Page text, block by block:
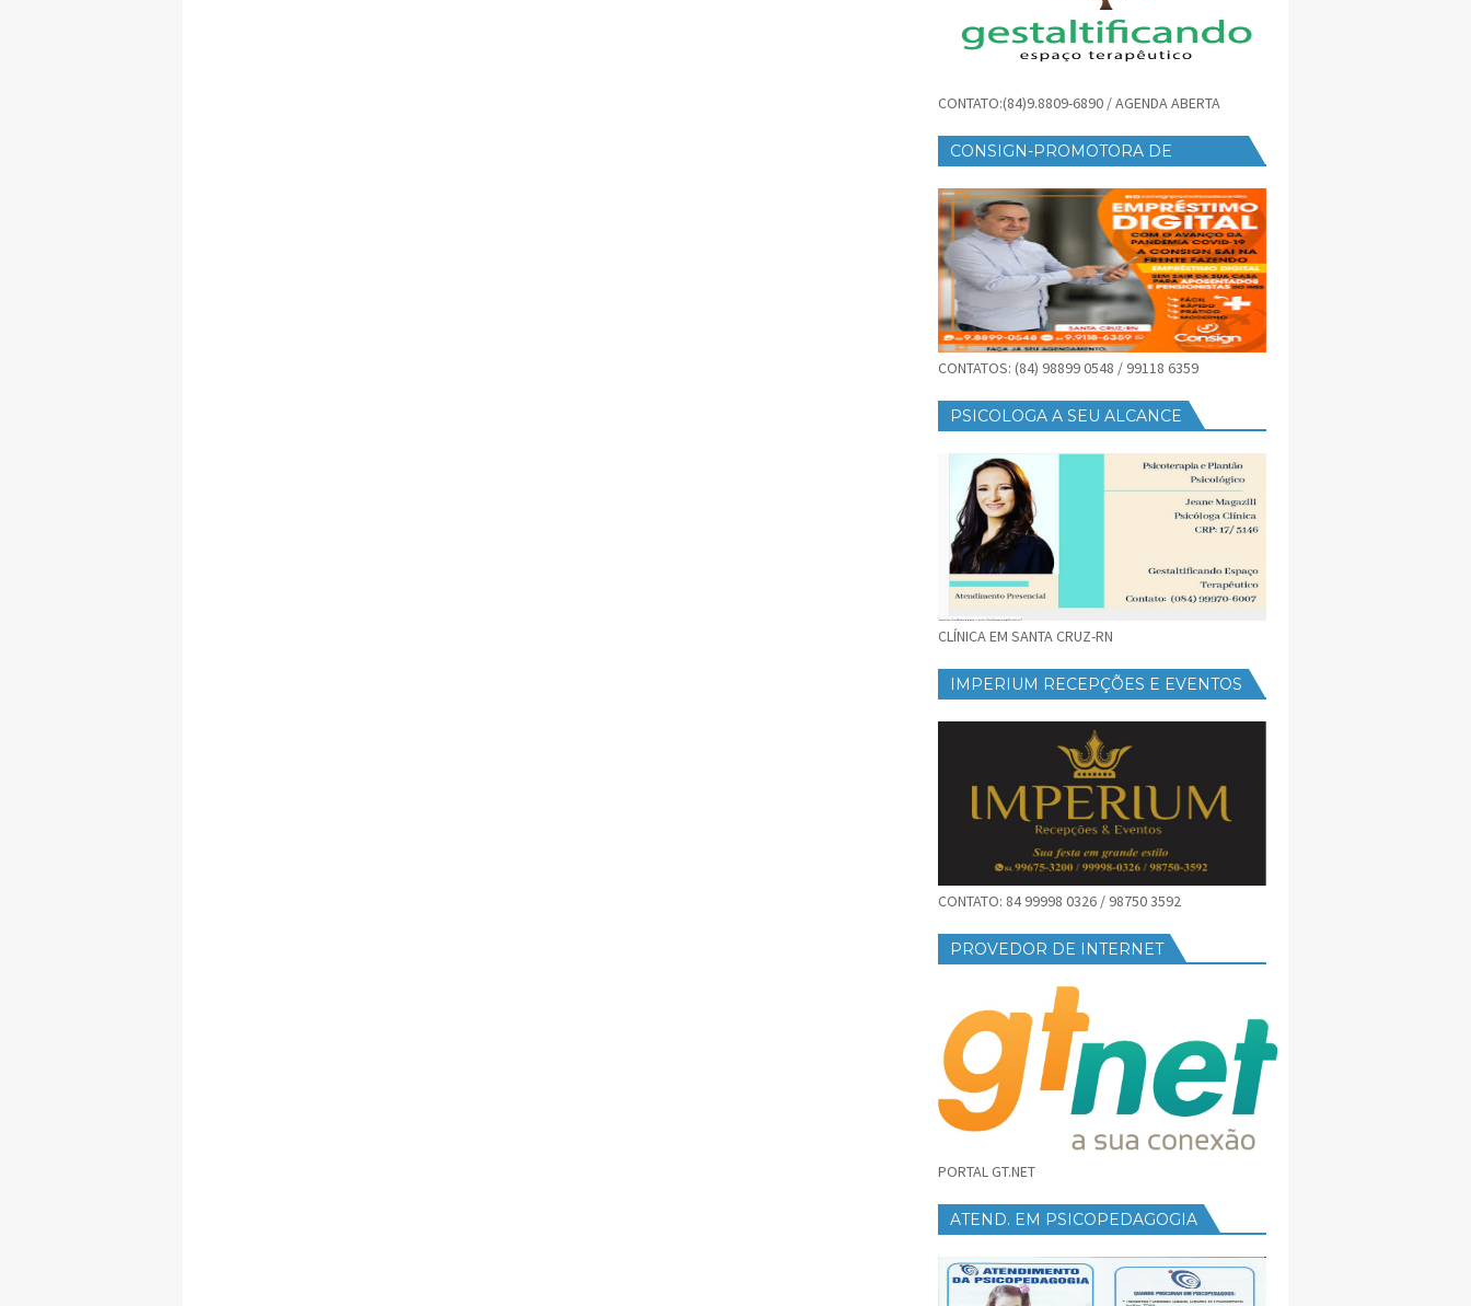
CONTATO:(84)9.8809-6890 / AGENDA ABERTA
CONSIGN-PROMOTORA DE
CONTATOS: (84) 98899 0548 / 99118 6359
PSICOLOGA A SEU ALCANCE
CLÍNICA EM SANTA CRUZ-RN
IMPERIUM RECEPÇÕES E EVENTOS
CONTATO: 84 99998 0326 / 98750 3592
PROVEDOR DE INTERNET
PORTAL GT.NET
ATEND. EM PSICOPEDAGOGIA